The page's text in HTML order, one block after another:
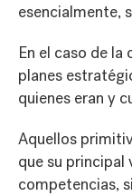
esencialmente,
En el caso de
planes
quienes eran y
Aquellos
que su principal
competencias,